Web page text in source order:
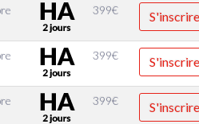
399€ S'inscrire
399€ S'inscrire
399€ S'inscrire